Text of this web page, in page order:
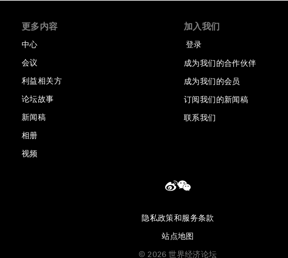
更多内容
中心
会议
利益相关方
论坛故事
新闻稿
相册
视频
加入我们
登录
成为我们的合作伙伴
成为我们的会员
订阅我们的新闻稿
联系我们
隐私政策和服务条款
站点地图
© 2026 世界经济论坛